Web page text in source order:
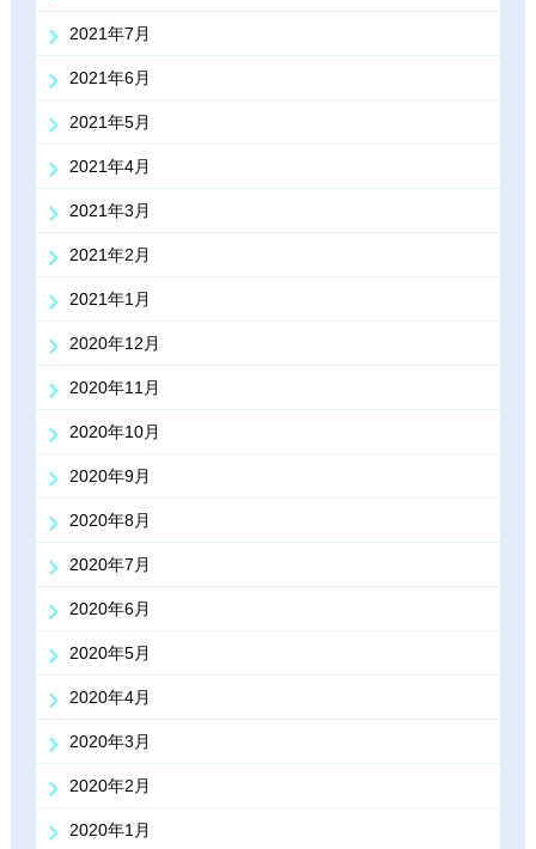
2021年7月
2021年6月
2021年5月
2021年4月
2021年3月
2021年2月
2021年1月
2020年12月
2020年11月
2020年10月
2020年9月
2020年8月
2020年7月
2020年6月
2020年5月
2020年4月
2020年3月
2020年2月
2020年1月